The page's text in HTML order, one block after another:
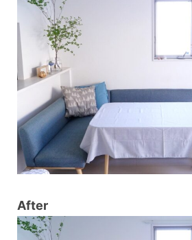
After